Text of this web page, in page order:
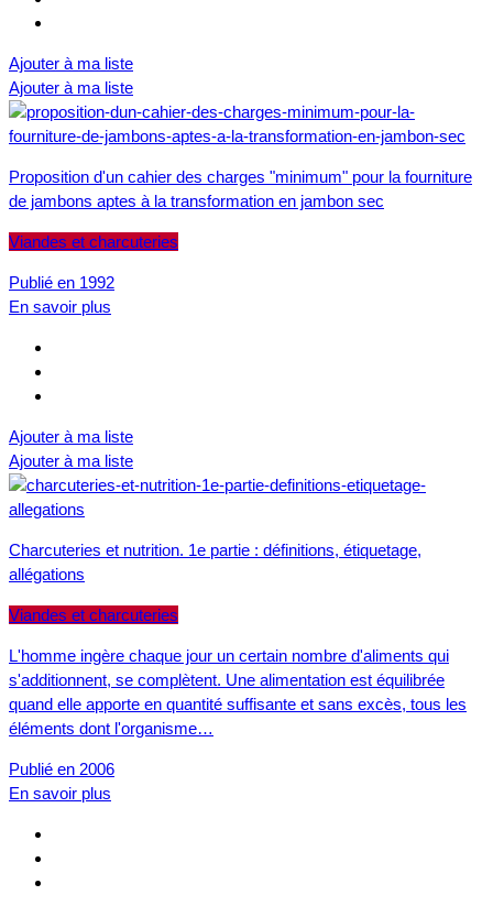
Ajouter à ma liste
Ajouter à ma liste
Proposition d'un cahier des charges "minimum" pour la fourniture
de jambons aptes à la transformation en jambon sec
Viandes et charcuteries
Publié en 1992
En savoir plus
Ajouter à ma liste
Ajouter à ma liste
Charcuteries et nutrition. 1e partie : définitions, étiquetage,
allégations
Viandes et charcuteries
L'homme ingère chaque jour un certain nombre d'aliments qui
s'additionnent, se complètent. Une alimentation est équilibrée
quand elle apporte en quantité suffisante et sans excès, tous les
éléments dont l'organisme…
Publié en 2006
En savoir plus